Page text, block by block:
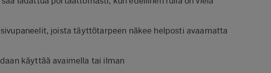
joista täyttötarpeen näkee helposti avaamatta
käyttää avaimella tai ilman